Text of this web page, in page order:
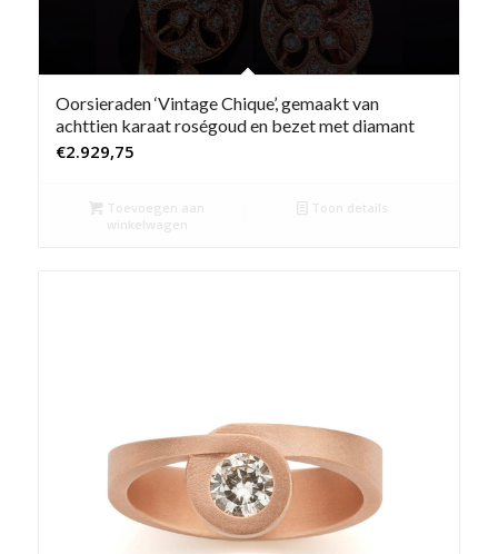
Oorsieraden ‘Vintage Chique’, gemaakt van
achttien karaat roségoud en bezet met diamant
€2.929,75
Toevoegen aan
winkelwagen
Toon details